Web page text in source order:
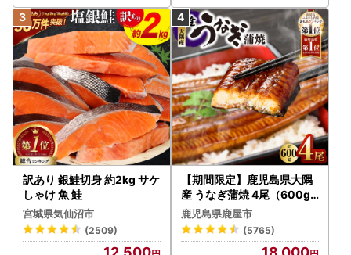
訳あり 銀鮭切身 約2kg サケ
しゃけ 魚 鮭
宮城県気仙沼市
(2509)
【期間限定】鹿児島県大隅
産 うなぎ蒲焼 4尾（600g
） KN007-004-04-cp18
うなぎ 鰻 魚 惣菜 総菜
鹿児島県鹿屋市
(5765)